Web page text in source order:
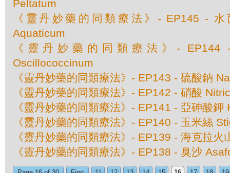
Peltatum
《靈丹妙藥的同類療法》- EP145 - 水
Aquaticum
《靈丹妙藥的同類療法》-
Oscillococcinum
《靈丹妙藥的同類療法》- EP143 - 硫酸鈉
《靈丹妙藥的同類療法》- EP142 - 硝酸
《靈丹妙藥的同類療法》- EP141 - 亞砷酸
《靈丹妙藥的同類療法》- EP140 - 玉米絲
《靈丹妙藥的同類療法》- EP139 - 海克拉
《靈丹妙藥的同類療法》- EP138 - 臭沙